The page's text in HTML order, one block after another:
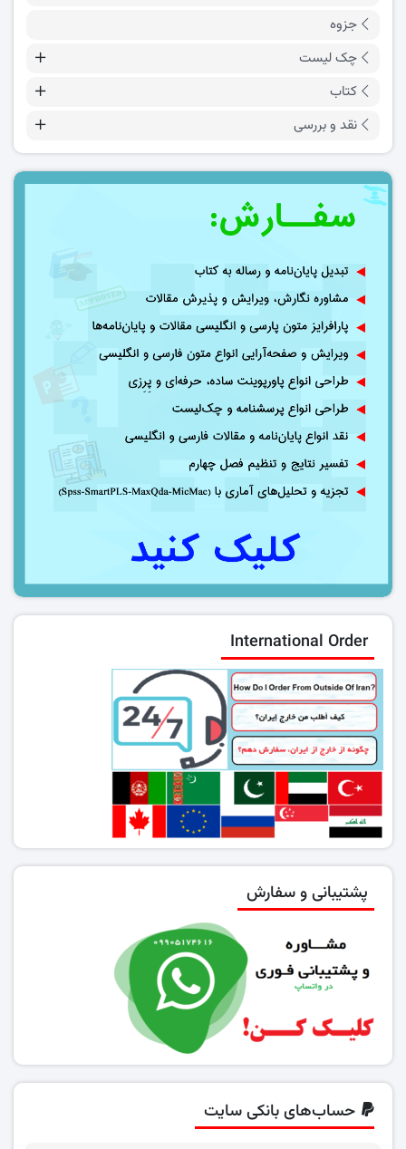
جزوه
چک لیست
کتاب
نقد و بررسی
International Order
پشتیبانی و سفارش
حساب‌های بانکی سایت